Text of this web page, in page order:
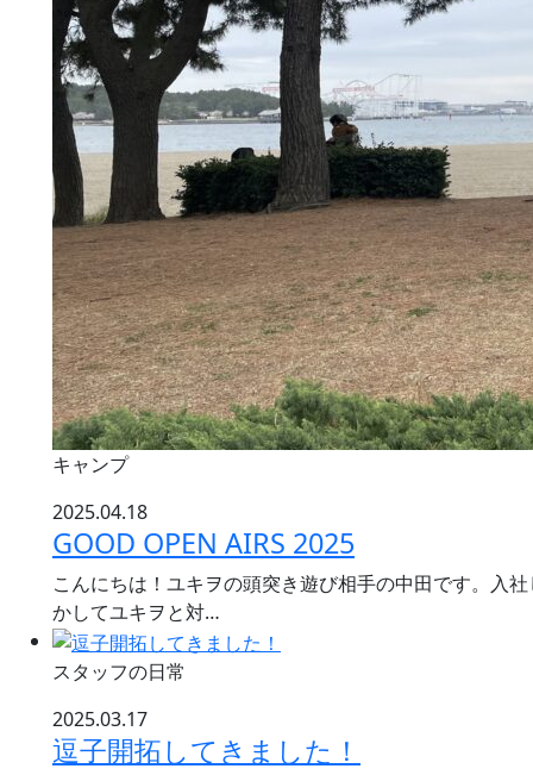
キャンプ
2025.04.18
GOOD OPEN AIRS 2025
こんにちは！ユキヲの頭突き遊び相手の中田です。入
かしてユキヲと対…
スタッフの日常
2025.03.17
逗子開拓してきました！